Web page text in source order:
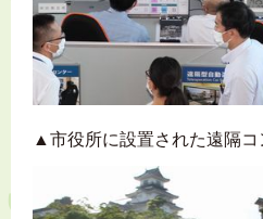
▲市役所に設置された遠隔コ